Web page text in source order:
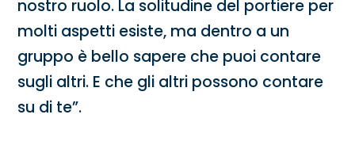
nostro ruolo. La solitudine del portiere per
molti aspetti esiste, ma dentro a un
gruppo è bello sapere che puoi contare
sugli altri. E che gli altri possono contare
su di te”.